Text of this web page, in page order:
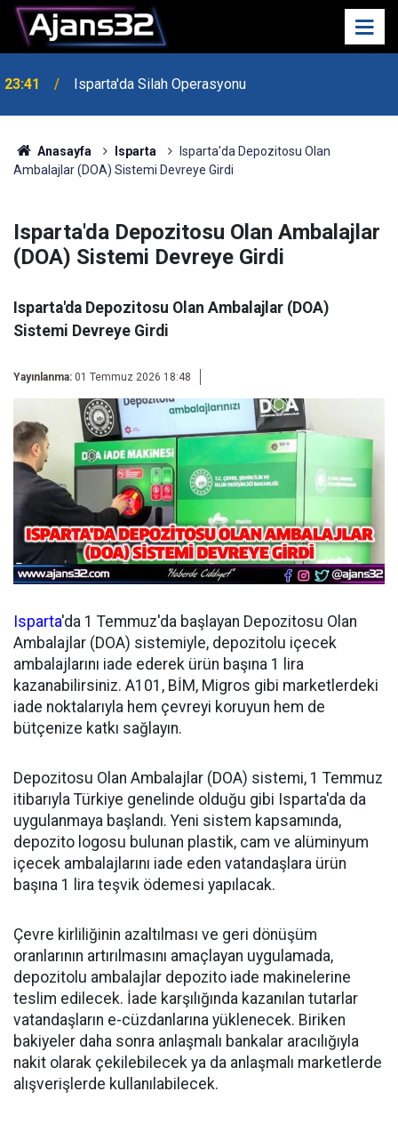
23:21 6 Mart Spor Salonu Yeniden Yükseliyor
Anasayfa Isparta
Isparta'da Depozitosu Olan
Ambalajlar (DOA) Sistemi Devreye Girdi
Isparta'da Depozitosu Olan Ambalajlar
(DOA) Sistemi Devreye Girdi
Isparta'da Depozitosu Olan Ambalajlar (DOA)
Sistemi Devreye Girdi
Yayınlanma: 01 Temmuz 2026 18:48
Isparta'da 1 Temmuz'da başlayan Depozitosu Olan
Ambalajlar (DOA) sistemiyle, depozitolu içecek
ambalajlarını iade ederek ürün başına 1 lira
kazanabilirsiniz. A101, BİM, Migros gibi marketlerdeki
iade noktalarıyla hem çevreyi koruyun hem de
bütçenize katkı sağlayın.
Depozitosu Olan Ambalajlar (DOA) sistemi, 1 Temmuz
itibarıyla Türkiye genelinde olduğu gibi Isparta'da da
uygulanmaya başlandı. Yeni sistem kapsamında,
depozito logosu bulunan plastik, cam ve alüminyum
içecek ambalajlarını iade eden vatandaşlara ürün
başına 1 lira teşvik ödemesi yapılacak.
Çevre kirliliğinin azaltılması ve geri dönüşüm
oranlarının artırılmasını amaçlayan uygulamada,
depozitolu ambalajlar depozito iade makinelerine
teslim edilecek. İade karşılığında kazanılan tutarlar
vatandaşların e-cüzdanlarına yüklenecek. Biriken
bakiyeler daha sonra anlaşmalı bankalar aracılığıyla
nakit olarak çekilebilecek ya da anlaşmalı marketlerde
alışverişlerde kullanılabilecek.